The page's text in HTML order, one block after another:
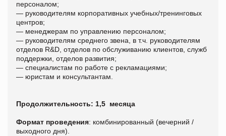
персоналом;
— руководителям корпоративных учебных/тренинговых
центров;
— менеджерам по управлению персоналом;
— руководителям среднего звена, в т.ч. руководителям
отделов R&D, отделов по обслуживанию клиентов, служб
поддержки, отделов развития;
— специалистам по работе с рекламациями;
— юристам и консультантам.
Продолжительность: 1,5 месяца
Формат проведения: комбинированный (вечерний /
выходного дня).